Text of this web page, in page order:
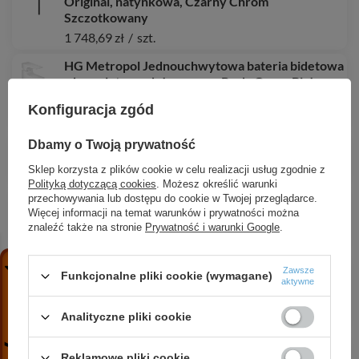
Szczotkowany
1 748,69 zł / szt.
HG Metropol Jednouchwytowa bateria bidetowa
z kompletem odpływowym Push-Open, Biały
2 758,64 zł / szt.
AX Uno Zestaw do montażu w narożniku, Chrom
181,67 zł / szt.
HG Logis M31 Jednouchwytowa bateria
kuchenna 160, 1jet, Chrom
szt.
AX Starck Kolumna prysznicowa z baterią
termostatyczną i głowicą prysznicową 240 1jet,
Czarny Chrom Szczotkowany
20 787,12 zł / szt.
AX One Komplet prysznicowy 280 1jet z
Konfiguracja zgód
Dbamy o Twoją prywatność
Sklep korzysta z plików cookie w celu realizacji usług zgodnie z
Polityką dotyczącą cookies. Możesz określić warunki
przechowywania lub dostępu do cookie w Twojej przeglądarce.
Więcej informacji na temat warunków i prywatności można
znaleźć także na stronie Prywatność i warunki Google.
Funkcjonalne pliki cookie (wymagane)
Zawsze
aktywne
Analityczne pliki cookie